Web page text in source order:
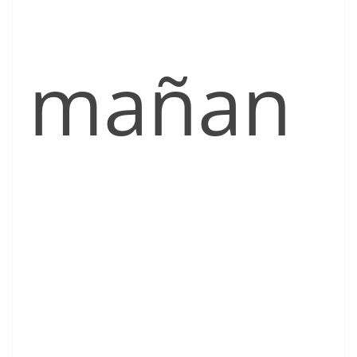
mañan